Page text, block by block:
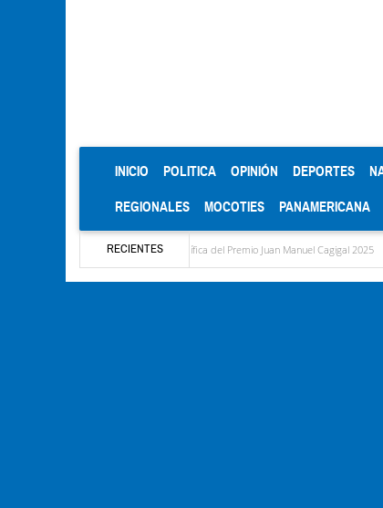
INICIO (CURRENT)
POLITICA OPINIÓN DEPORTES
REGIONALES MOCOTIES PANAMERICANA
RECIENTES
ULA celebra Mención Honorífica del Premio Juan Manuel Cagigal 2025